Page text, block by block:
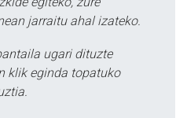
jarraitu ahal izateko.
ugari dituzte
klik eginda topatuko